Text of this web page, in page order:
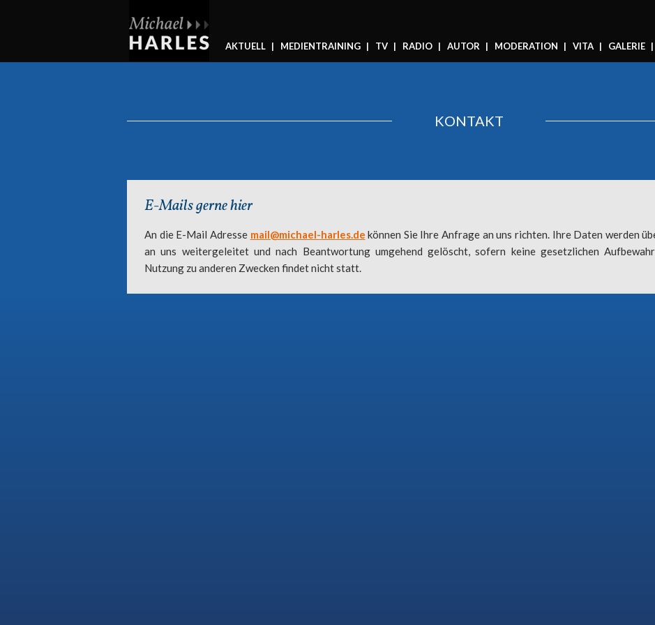
AKTUELL MEDIENTRAINING TV RADIO AUTOR MODERATION VITA GALERIE
KONTAKT
E-Mails gerne hier
An die E-Mail Adresse mail@michael-harles.de können Sie Ihre Anfrage an uns richten. Ihre Daten werden
an uns weitergeleitet und nach Beantwortung umgehend gelöscht, sofern keine gesetzlichen
Nutzung zu anderen Zwecken findet nicht statt.